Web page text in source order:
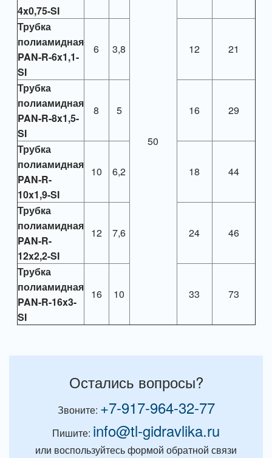
4x0,75-SI
50
Трубка
полиамидная
PAN-R-6x1,1-
SI
6 3,8 12 21
Трубка
полиамидная
PAN-R-8x1,5-
SI
8 5 16 29
Трубка
полиамидная
PAN-R-
10x1,9-SI
10 6,2 18 44
Трубка
полиамидная
PAN-R-
12x2,2-SI
12 7,6 24 46
Трубка
полиамидная
PAN-R-16x3-
SI
16 10 33 73
Остались вопросы?
Звоните: +7-917-964-32-77
Пишите: info@tl-gidravlika.ru
или воспользуйтесь формой обратной связи